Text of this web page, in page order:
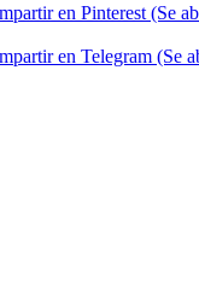
en Pinterest (Se
en Telegram (Se